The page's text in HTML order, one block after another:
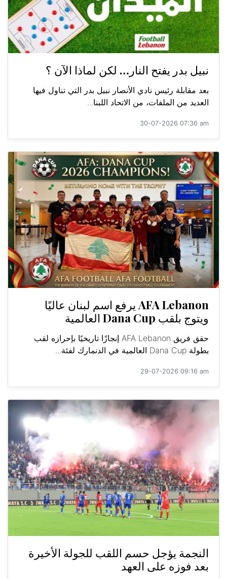
نبيل بدر يفتح النار… لكن لماذا الآن ؟
بعد مقابلة رئيس نادي الأنصار نبيل بدر التي تناول فيها
العديد من الملفات، من الاتحاد اللبنا...
30-07-2026 07:36 am
AFA Lebanon يرفع اسم لبنان عاليًا
ويتوج بلقب Dana Cup العالمية
حقق فريق AFA Lebanon إنجازًا تاريخيًا بإحرازه لقب
بطولة Dana Cup العالمية في الدنمارك لفئة...
29-07-2026 09:16 am
النجمة يؤجل حسم اللقب للجولة الأخيرة
بعد فوزه على العهد